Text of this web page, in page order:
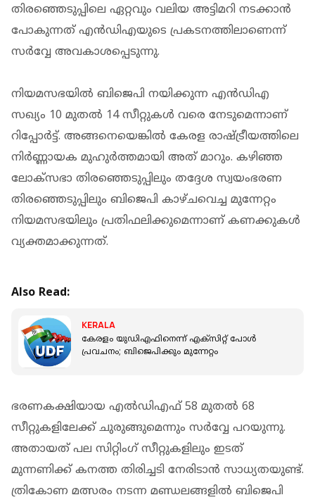
തിരഞ്ഞെടുപ്പിലെ ഏറ്റവും വലിയ അട്ടിമറി നടക്കാൻ
പോകുന്നത് എൻഡിഎയുടെ പ്രകടനത്തിലാണെന്ന്
സർവ്വേ അവകാശപ്പെടുന്നു.
നിയമസഭയിൽ ബിജെപി നയിക്കുന്ന എൻഡിഎ
സഖ്യം 10 മുതൽ 14 സീറ്റുകൾ വരെ നേടുമെന്നാണ്
റിപ്പോർട്ട്. അങ്ങനെയെങ്കില്‍ കേരള രാഷ്ട്രീയത്തിലെ
നിർണ്ണായക മുഹുർത്തമായി അത് മാറും. കഴിഞ്ഞ
ലോക്സഭാ തിരഞ്ഞെടുപ്പിലും തദ്ദേശ സ്വയംഭരണ
തിരഞ്ഞെടുപ്പിലും ബിജെപി കാഴ്ചവെച്ച മുന്നേറ്റം
നിയമസഭയിലും പ്രതിഫലിക്കുമെന്നാണ് കണക്കുകൾ
വ്യക്തമാക്കുന്നത്.
Also Read:
KERALA
കേരളം യുഡിഎഫിനെന്ന് എക്‌സിറ്റ് പോള്‍
പ്രവചനം; ബിജെപിക്കും മുന്നേറ്റം
ഭരണകക്ഷിയായ എൽഡിഎഫ് 58 മുതൽ 68
സീറ്റുകളിലേക്ക് ചുരുങ്ങുമെന്നും സർവ്വേ പറയുന്നു.
അതായത് പല സിറ്റിംഗ് സീറ്റുകളിലും ഇടത്
മുന്നണിക്ക് കനത്ത തിരിച്ചടി നേരിടാൻ സാധ്യതയുണ്ട്.
ത്രികോണ മത്സരം നടന്ന മണ്ഡലങ്ങളിൽ ബിജെപി